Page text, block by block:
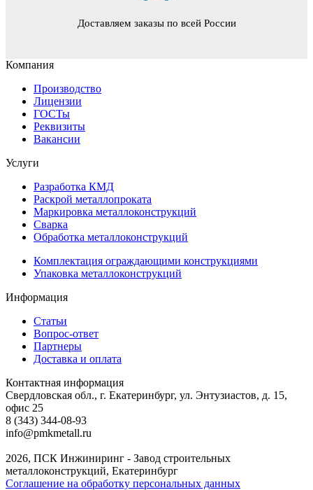
Доставляем заказы по всей России
Компания
Производство
Лицензии
ГОСТы
Реквизиты
Вакансии
Услуги
Разработка КМД
Раскрой металлопроката
Маркировка металлоконструкций
Сварка
Обработка металлоконструкций
Комплектация ограждающими конструкциями
Упаковка металлоконструкций
Информация
Статьи
Вопрос-ответ
Партнеры
Доставка и оплата
Контактная информация
Свердловская обл., г. Екатеринбург, ул. Энтузиастов, д. 15,
офис 25
8 (343) 344-08-93
info@pmkmetall.ru
2026, ПСК Инжиниринг - Завод строительных
металлоконструкций, Екатеринбург
Соглашение на обработку персональных данных